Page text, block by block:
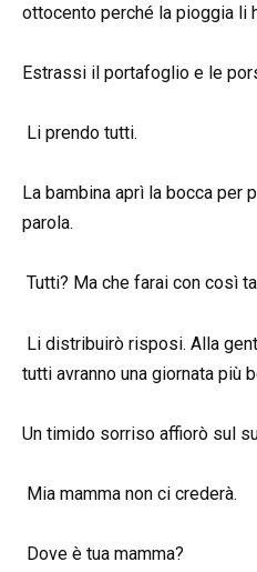
ottocento perché la pioggia li
Estrassi il portafoglio e le
Li prendo tutti.
La bambina aprì la bocca per
parola.
Tutti? Ma che farai con così
Li distribuirò risposi. Alla
tutti avranno una giornata più
Un timido sorriso affiorò sul
Mia mamma non ci crederà.
Dove è tua mamma?